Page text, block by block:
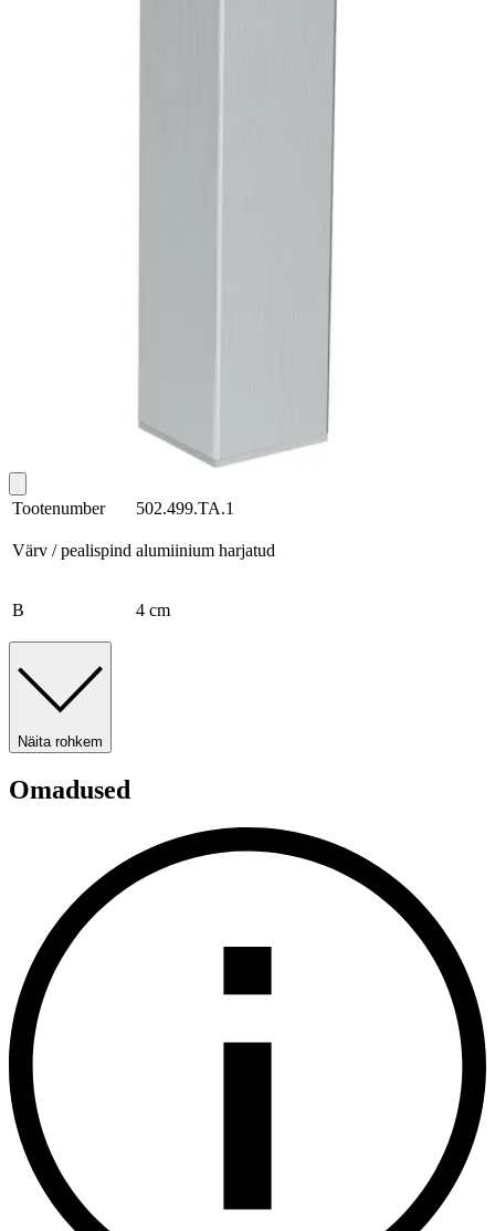
Tootenumber 502.499.TA.1
Värv / pealispind alumiinium harjatud
B 4 cm
Näita rohkem
Omadused